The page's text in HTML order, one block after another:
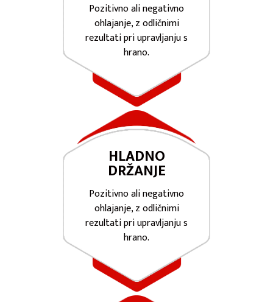
Pozitivno ali negativno
ohlajanje, z odličnimi
rezultati pri upravljanju s
hrano.
HLADNO
DRŽANJE
Pozitivno ali negativno
ohlajanje, z odličnimi
rezultati pri upravljanju s
hrano.